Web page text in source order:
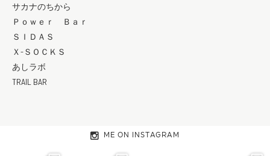
サカナのちから
Ｐｏｗｅｒ Ｂａｒ
ＳＩＤＡＳ
Ｘ-ＳＯＣＫＳ
あしラボ
TRAIL BAR
ME ON INSTAGRAM